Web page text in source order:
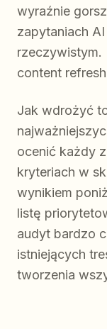
wyraźnie
zapytaniach
rzeczywistym.
content
Jak wdrożyć
ocenić każdy
kryteriach w
wynikiem
listę
audyt bardzo
istniejących
tworzenia